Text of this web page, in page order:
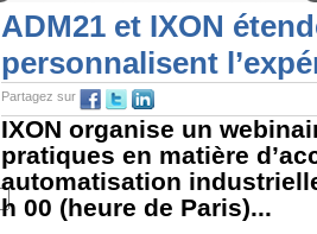
ADM21 et IXON
personnalisent
Partagez sur
IXON organise un
pratiques en matière
automatisation
h 00 (heure de Paris)...